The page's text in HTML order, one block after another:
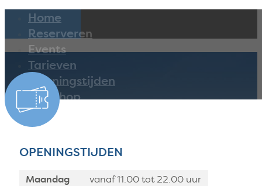
Home
Reserveren
Events
Tarieven
Openingstijden
Webshop
Activiteiten
Menukaart
OPENINGSTIJDEN
Maandag vanaf 11.00 tot 22.00 uur